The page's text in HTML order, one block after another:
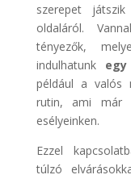
szerepet
oldaláról.
tényezők,
indulhatunk
például a valós
rutin, ami már
esélyeinken.
Ezzel
túlzó